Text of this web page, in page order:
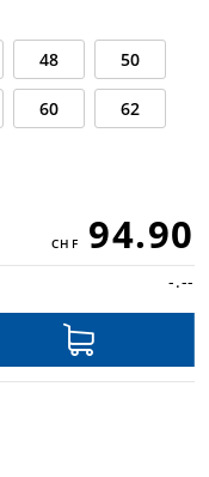
48 50
60 62
94.90
-.--